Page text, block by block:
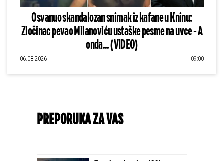
Osvanuo skandalozan snimak iz kafane u Kninu:
Zločinac pevao Milanoviću ustaške pesme na uvce - A
onda... (VIDEO)
06.08.2026 09:00
PREPORUKA ZA VAS